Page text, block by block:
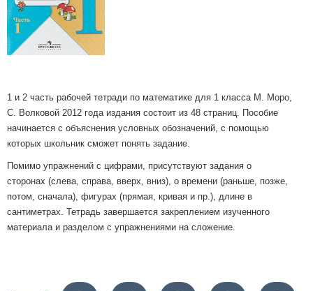
1 и 2 часть рабочей тетради по математике для 1 класса М. Моро,
С. Волковой 2012 года издания состоит из 48 страниц. Пособие
начинается с объяснения условных обозначений, с помощью
которых школьник сможет понять задание.
Помимо упражнений с цифрами, присутствуют задания о
сторонах (слева, справа, вверх, вниз), о времени (раньше, позже,
потом, сначала), фигурах (прямая, кривая и пр.), длине в
сантиметрах. Тетрадь завершается закреплением изученного
материала и разделом с упражнениями на сложение.